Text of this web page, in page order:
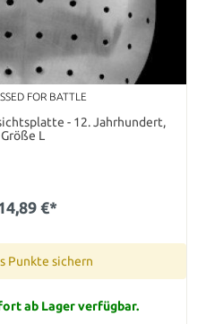
FOR BATTLE
- 12. Jahrhundert,
Größe L
€*
Punkte sichern
ab Lager verfügbar.